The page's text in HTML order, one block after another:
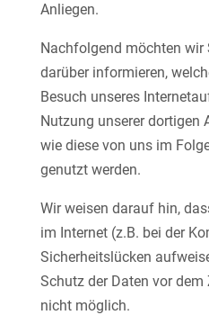
Anliegen.
Nachfolgend möchten wir
darüber informieren,
Besuch unseres
Nutzung unserer dortigen
wie diese von uns im
genutzt werden.
Wir weisen darauf hin,
im Internet (z.B. bei der
Sicherheitslücken
Schutz der Daten vor
nicht möglich.